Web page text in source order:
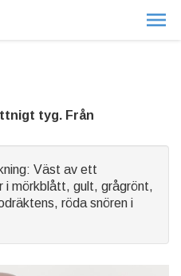
tyg. Från
Väst av ett
i mörkblått, gult, grågrönt,
röda snören i